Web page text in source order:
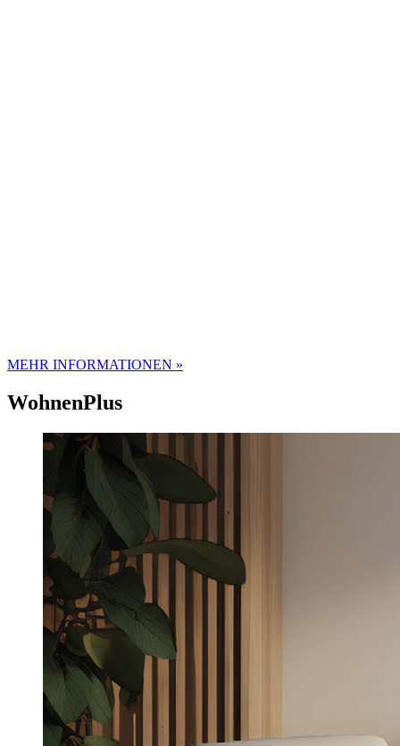
MEHR INFORMATIONEN »
WohnenPlus